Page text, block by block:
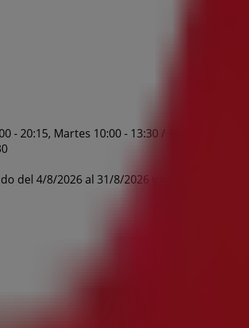
Martes 10:00 - 13:30 / 16:00 - 20:15,
del 4/8/2026 al 31/8/2026 y no pares de